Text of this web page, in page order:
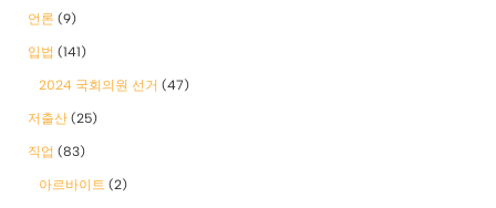
언론 (9)
입법 (141)
2024 국회의원 선거 (47)
저출산 (25)
직업 (83)
아르바이트 (2)